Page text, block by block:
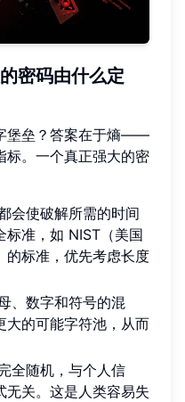
密码由什么定
堡垒？答案在于熵——
标。一个真正强大的密
会使破解所需的时间
标准，如 NIST（美国
的标准，优先考虑长度
、数字和符号的混
大的可能字符池，从而
全随机，与个人信
无关。这是人类容易失